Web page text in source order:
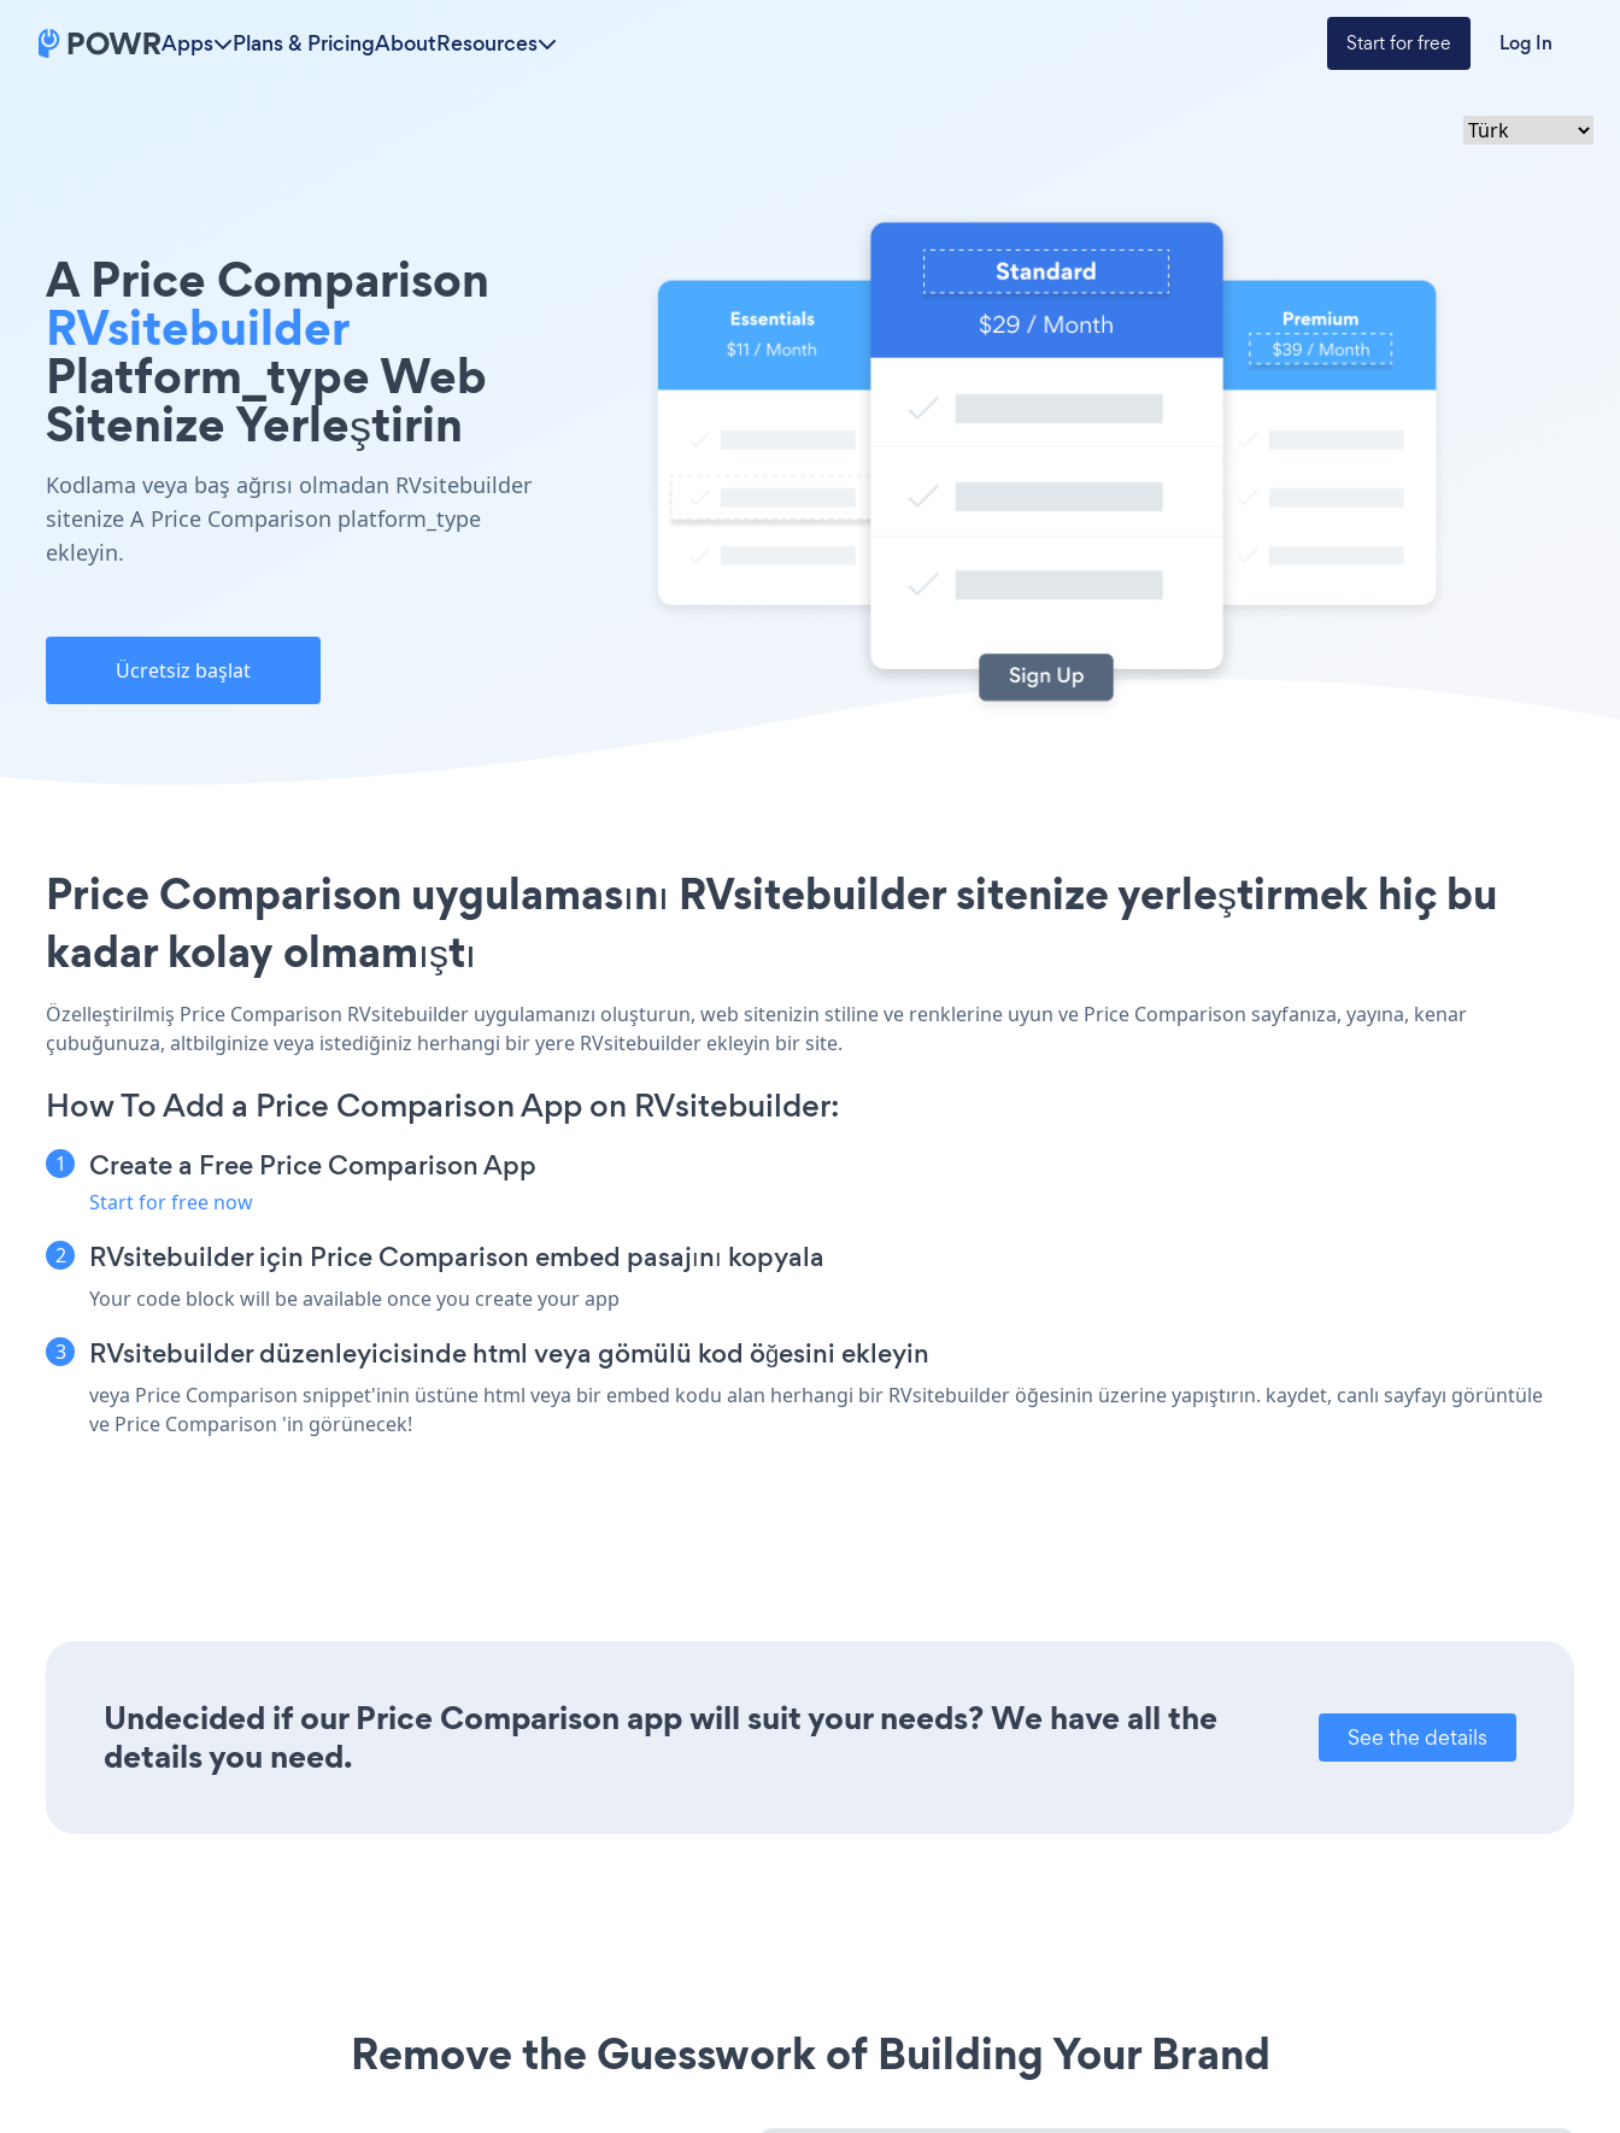
Apps Plans & PricingAboutResources Start for free Log In
A Price Comparison
RVsitebuilder
Platform_type Web
Sitenize Yerleştirin
Kodlama veya baş ağrısı olmadan RVsitebuilder
sitenize A Price Comparison platform_type
ekleyin.
Ücretsiz başlat
Price Comparison uygulamasını RVsitebuilder sitenize yerleştirmek hiç bu
kadar kolay olmamıştı
Özelleştirilmiş Price Comparison RVsitebuilder uygulamanızı oluşturun, web sitenizin stiline ve renklerine uyun ve Price Comparison sayfanıza, yayına, kenar
çubuğunuza, altbilginize veya istediğiniz herhangi bir yere RVsitebuilder ekleyin bir site.
How To Add a Price Comparison App on RVsitebuilder:
Create a Free Price Comparison App
Start for free now
RVsitebuilder için Price Comparison embed pasajını kopyala
Your code block will be available once you create your app
RVsitebuilder düzenleyicisinde html veya gömülü kod öğesini ekleyin
veya Price Comparison snippet'inin üstüne html veya bir embed kodu alan herhangi bir RVsitebuilder öğesinin üzerine yapıştırın. kaydet, canlı sayfayı görüntüle
ve Price Comparison 'in görünecek!
Undecided if our Price Comparison app will suit your needs? We have all the
details you need.
See the details
Remove the Guesswork of Building Your Brand